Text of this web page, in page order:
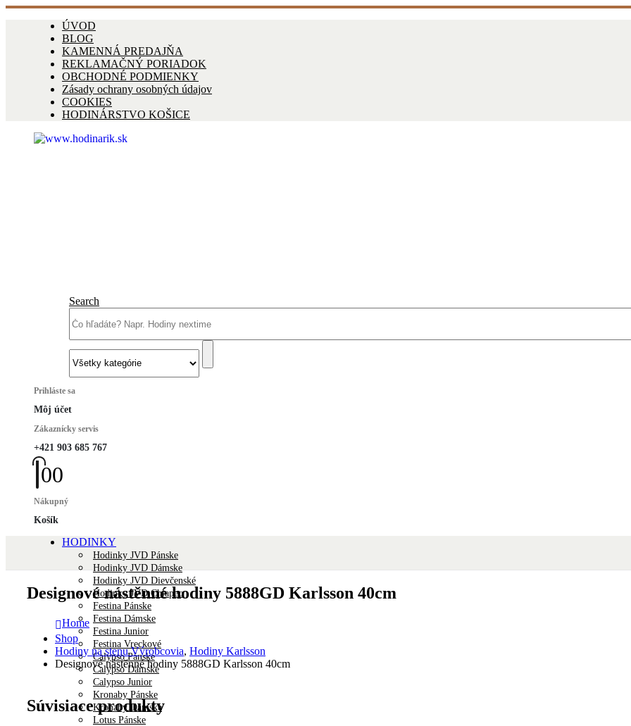
ÚVOD
BLOG
KAMENNÁ PREDAJŇA
REKLAMAČNÝ PORIADOK
OBCHODNÉ PODMIENKY
Zásady ochrany osobných údajov
COOKIES
HODINÁRSTVO KOŠICE
Search
Prihláste sa
Môj účet
Zákaznícky servis
+421 903 685 767
00
Nákupný
Košík
HODINKY
Hodinky JVD Pánske
Hodinky JVD Dámske
Hodinky JVD Dievčenské
Hodinky JVD Chlapec
Festina Pánske
Festina Dámske
Festina Junior
Festina Vreckové
Calypso Pánske
Calypso Dámske
Calypso Junior
Kronaby Pánske
Kronaby Dámske
Lotus Pánske
Designové nástěnné hodiny 5888GD Karlsson 40cm
Home
Shop
Hodiny na stenu Výrobcovia, Hodiny Karlsson
Designové nástěnné hodiny 5888GD Karlsson 40cm
Súvisiace produkty